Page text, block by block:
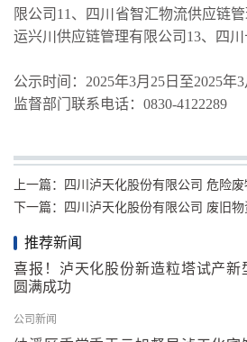
限公司11、四川省智汇物流供应链
运兴川供应链管理有限公司13、四
公示时间： 2025年3月 25 日至2025年3
监督部门联系电话： 0830-4122289
上一篇：
四川泸天化股份有限公司 危险
下一篇：
四川泸天化股份有限公司 废旧
推荐新闻
喜报！泸天化股份新造粒塔试产新
圆满成功
公司新闻